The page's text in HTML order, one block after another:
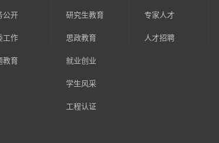
公开
工作
教育
研究生教育
思政教育
就业创业
学生风采
工程认证
专家人才
人才招聘